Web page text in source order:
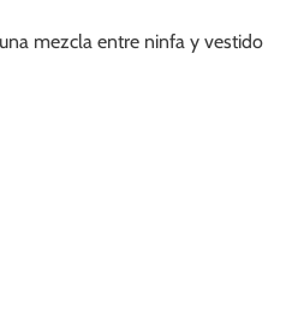
mezcla entre ninfa y vestido